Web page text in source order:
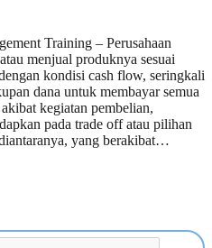
Training – Perusahaan
menjual produknya sesuai
kondisi cash flow, seringkali
dana untuk membayar semua
kegiatan pembelian,
pada trade off atau pilihan
yang berakibat…